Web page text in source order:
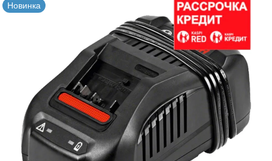
Новинка